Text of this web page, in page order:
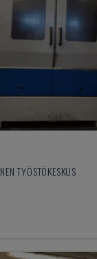
TYÖSTÖKESKUS